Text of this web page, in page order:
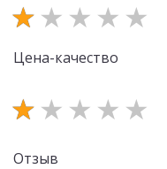
Цена-качество
Отзыв